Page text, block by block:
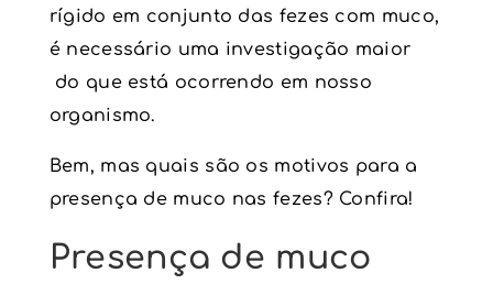
rígido em conjunto das fezes com muco,
é necessário uma investigação maior
do que está ocorrendo em nosso
organismo.
Bem, mas quais são os motivos para a
presença de muco nas fezes? Confira!
Presença de muco